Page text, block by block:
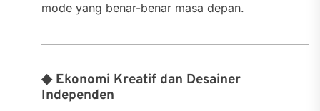
mode yang benar-benar masa depan.
◆ Ekonomi Kreatif dan Desainer
Independen